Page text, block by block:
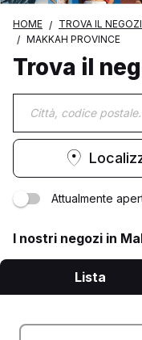
HOME TROVA IL
MAKKAH PROVINCE
Trova il
Attualmente
I nostri negozi in
Lista